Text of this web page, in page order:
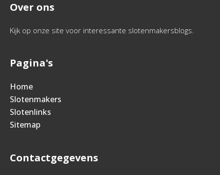
Over ons
Kijk op onze site voor interessante slotenmakersblogs.
Pagina's
Home
Slotenmakers
Slotenlinks
Sitemap
Contactgegevens